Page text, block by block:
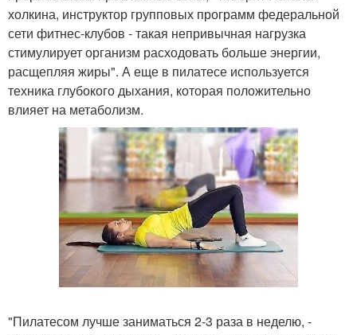
холкина, инструктор групповых программ федеральной
сети фитнес-клубов - такая непривычная нагрузка
стимулирует организм расходовать больше энергии,
расщепляя жиры". А еще в пилатесе используется
техника глубокого дыхания, которая положительно
влияет на метаболизм.
"Пилатесом лучше заниматься 2-3 раза в неделю, -